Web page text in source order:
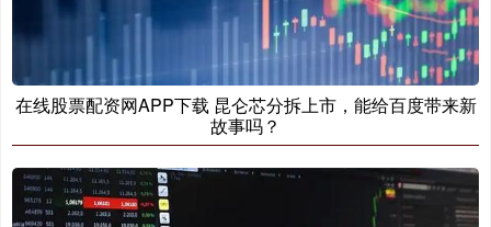
在线股票配资网APP下载 昆仑芯分拆上市，能给百度带来新
故事吗？